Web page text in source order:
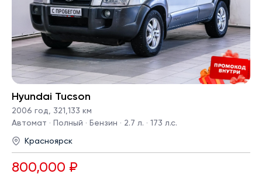
Hyundai Tucson
2006 год, 321,133 км
Автомат · Полный · Бензин · 2.7 л. · 173 л.с.
Красноярск
800,000 ₽